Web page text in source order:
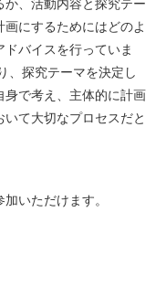
か、活動内容と探究テー
にするためにはどのよ
バイスを行っていま
、探究テーマを決定し
で考え、主体的に計画
て大切なプロセスだと
いただけます。